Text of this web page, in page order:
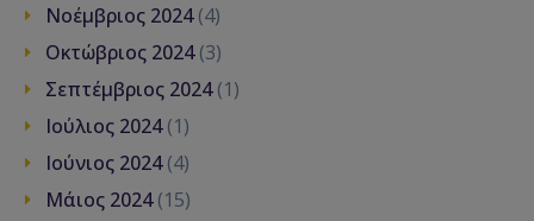
Νοέμβριος 2024(4)
Οκτώβριος 2024(3)
Σεπτέμβριος 2024(1)
Ιούλιος 2024(1)
Ιούνιος 2024(4)
Μάιος 2024(15)